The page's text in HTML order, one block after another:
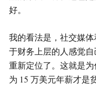
好。
我的看法是，社交媒
于财务上层的人感觉自
重新定位了。这就是
为 15 万美元年薪才是